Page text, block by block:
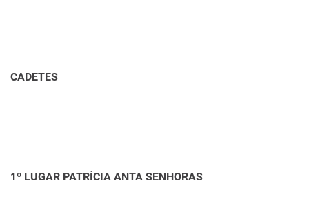
CADETES
1º LUGAR PATRÍCIA ANTA SENHORAS